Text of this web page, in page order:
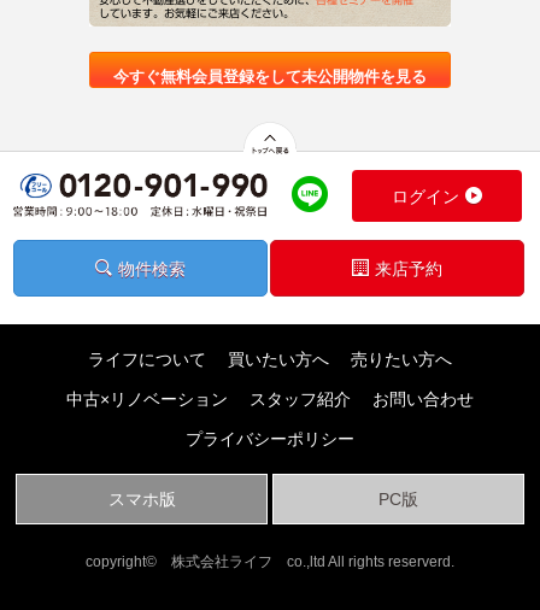
今すぐ無料会員登録をして未公開物件を見る
ログイン
物件検索 来店予約
ライフについて 買いたい方へ 売りたい方へ
中古×リノベーション スタッフ紹介 お問い合わせ
プライバシーポリシー
スマホ版 PC版
copyright© 株式会社ライフ co.,ltd All rights reserverd.